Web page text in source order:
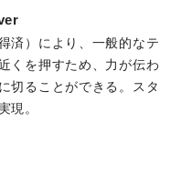
済）により、一般的なテ
くを押すため、力が伝わ
切ることができる。スタ
現。